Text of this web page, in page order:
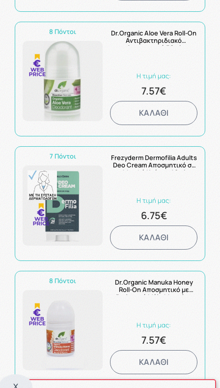
8 Πόντοι
Dr.Organic Aloe Vera Roll-On
Αντιβακτηριδιακό
Αποσμητικό 50ml
Η τιμή μας:
7.57€
ΚΑΛΑΘΙ
7 Πόντοι
Frezyderm Dermofilia Adults
Deo Cream Αποσμητικό σε
Μορφή Κρέμας 40ml
Η τιμή μας:
6.75€
ΚΑΛΑΘΙ
8 Πόντοι
Dr.Organic Manuka Honey
Roll-On Αποσμητικό με
Βιολογικό Μέλι Μανούκα
Η τιμή μας:
7.57€
ΚΑΛΑΘΙ